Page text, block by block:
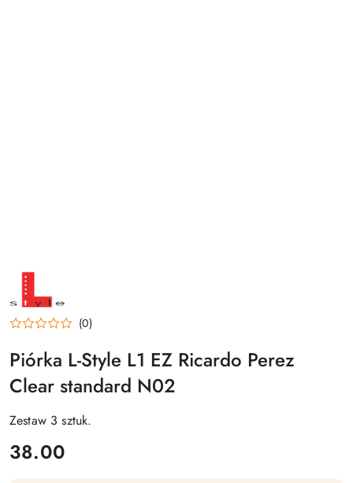
NAZWA
PRODUCENTA:
L-
STYLE
(0)
Piórka L-Style L1 EZ Ricardo Perez
Clear standard N02
Zestaw 3 sztuk.
cena:
38.00